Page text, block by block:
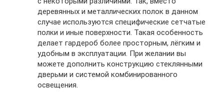
деревянных и металлических полок в данном
случае используются специфические сетчатые
полки и иные поверхности. Такая особенность
делает гардероб более просторным, лёгким и
удобным в эксплуатации. При желании вы
можете дополнить конструкцию стеклянными
дверьми и системой комбинированного
освещения.